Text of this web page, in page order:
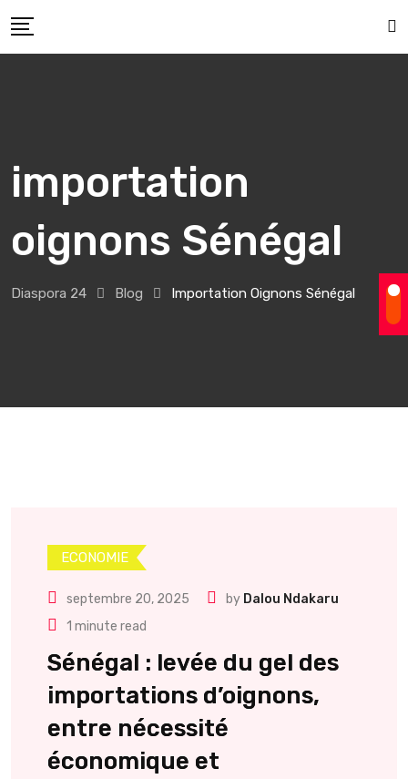
to
importation
oignons Sénégal
Diaspora 24 Blog Importation Oignons Sénégal
ECONOMIE
septembre 20, 2025 by Dalou Ndakaru
1 minute read
Sénégal : levée du gel des
importations d’oignons,
entre nécessité
économique et